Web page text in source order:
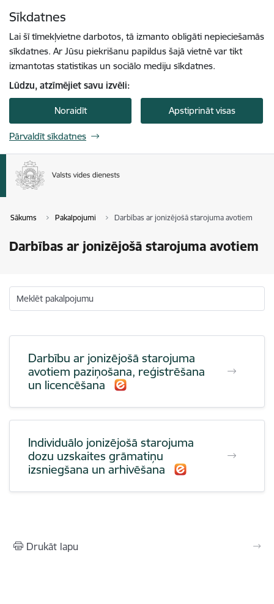
Sīkdatnes
Lai šī tīmekļvietne darbotos, tā izmanto obligāti nepieciešamās
sīkdatnes. Ar Jūsu piekrišanu papildus šajā vietnē var tikt
izmantotas statistikas un sociālo mediju sīkdatnes.
Lūdzu, atzīmējiet savu izvēli:
Noraidīt Apstiprināt visas
Pārvaldīt sīkdatnes
Sākums Pakalpojumi Darbības ar jonizējošā starojuma avotiem
Darbības ar jonizējošā starojuma avotiem
Meklēt pakalpojumu
Darbību ar jonizējošā starojuma
avotiem paziņošana, reģistrēšana
un licencēšana
Individuālo jonizējošā starojuma
dozu uzskaites grāmatiņu
izsniegšana un arhivēšana
Drukāt lapu